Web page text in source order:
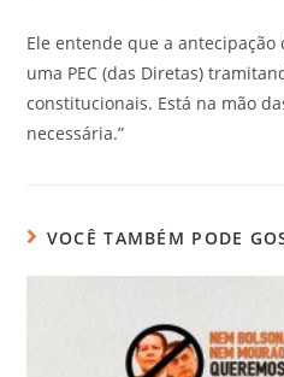
Ele entende que a antecipação
uma PEC (das Diretas)
constitucionais. Está na mão
necessária.”
VOCÊ TAMBÉM PODE